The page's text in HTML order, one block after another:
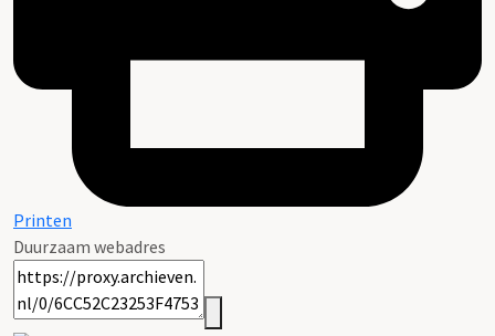
Printen
Duurzaam webadres